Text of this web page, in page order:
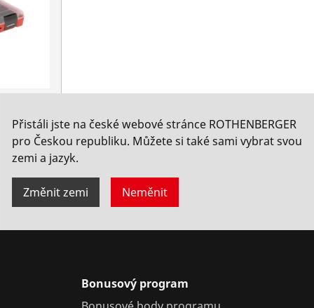
Přistáli jste na české webové stránce ROTHENBERGER
pro Českou republiku. Můžete si také sami vybrat svou
zemi a jazyk.
Změnit zemi Neměnit
Bonusový program